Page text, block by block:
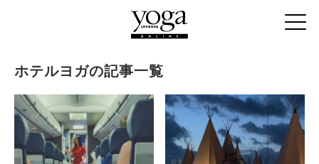
ホテルヨガの記事一覧